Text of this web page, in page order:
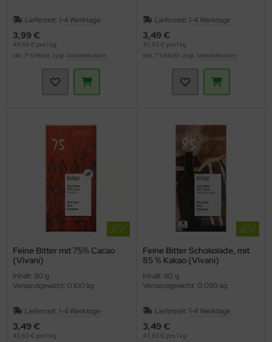
Lieferzeit: 1-4 Werktage
3,99 €
49,88 € pro 1 kg
inkl. 7 % MwSt. zzgl. Versandkosten
Lieferzeit: 1-4 Werktage
3,49 €
43,63 € pro 1 kg
inkl. 7 % MwSt. zzgl. Versandkosten
Feine Bitter mit 75% Cacao
(Vivani)
Inhalt: 80 g
Versandgewicht: 0,100 kg
Lieferzeit: 1-4 Werktage
3,49 €
43,63 € pro 1 kg
Feine Bitter Schokolade, mit
85 % Kakao (Vivani)
Inhalt: 80 g
Versandgewicht: 0,090 kg
Lieferzeit: 1-4 Werktage
3,49 €
43,63 € pro 1 kg